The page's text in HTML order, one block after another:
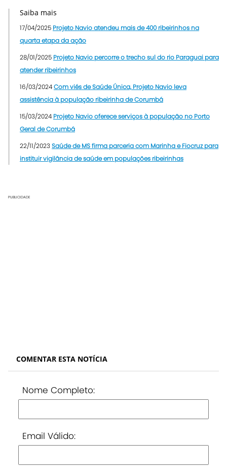
Saiba mais
17/04/2025 Projeto Navio atendeu mais de 400 ribeirinhos na
quarta etapa da ação
28/01/2025 Projeto Navio percorre o trecho sul do rio Paraguai para
atender ribeirinhos
16/03/2024Com viés de Saúde Única, Projeto Navio leva
assistência à população ribeirinha de Corumbá
15/03/2024 Projeto Navio oferece serviços à população no Porto
Geral de Corumbá
22/11/2023Saúde de MS firma parceria com Marinha e Fiocruz para
instituir vigilância de saúde em populações ribeirinhas
PUBLICIDADE
COMENTAR ESTA NOTÍCIA
Nome Completo:
Email Válido: